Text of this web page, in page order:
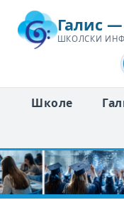
Галис
ШКОЛСКИ
Школе